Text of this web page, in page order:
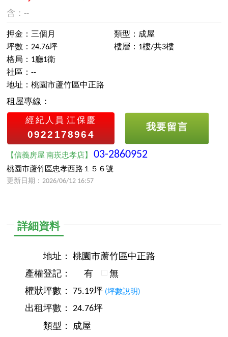
含：--
押金：三個月
坪數：24.76坪
類型：成屋
樓層：1樓/共3樓
格局：1廳1衛
社區：--
地址：桃園市蘆竹區中正路
租屋專線：
經紀人員 江保慶
0922178964
我要留言
【信義房屋 南崁忠孝店】03-2860952
桃園市蘆竹區忠孝西路１５６號
更新日期：2026/06/12 16:57
詳細資料
地址：
桃園市蘆竹區中正路
產權登記：
有
無
權狀坪數：
75.19坪 (坪數說明)
出租坪數：
24.76坪
類型：
成屋